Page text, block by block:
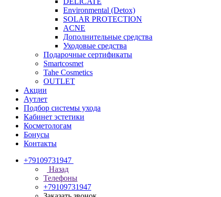
Environmental (Detox)
SOLAR PROTECTION
АCNE
Дополнительные средства
Уходовые средства
Подарочные сертификаты
Smartcosmet
Tahe Cosmetics
OUTLET
Акции
Аутлет
Подбор системы ухода
Кабинет эстетики
Косметологам
Бонусы
Контакты
+79109731947
Назад
Телефоны
+79109731947